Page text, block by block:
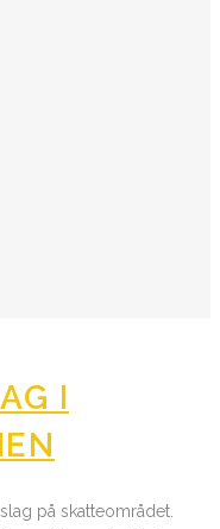
I
på skatteområdet.